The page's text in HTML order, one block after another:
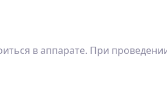
в аппарате. При